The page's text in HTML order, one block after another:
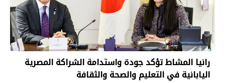
رانيا المشاط تؤكد جودة واستدامة الشراكة المصرية
اليابانية في التعليم والصحة والثقافة